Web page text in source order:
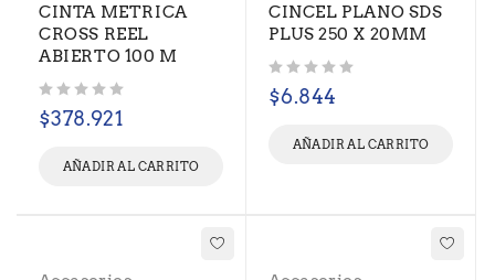
CINTA METRICA
CROSS REEL
ABIERTO 100 M
$378.921
AÑADIR AL CARRITO
CINCEL PLANO SDS
PLUS 250 X 20MM
$6.844
AÑADIR AL CARRITO